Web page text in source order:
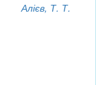
Алієв, Т. Т.